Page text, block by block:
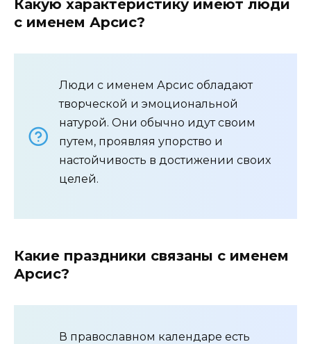
Какую характеристику имеют люди
с именем Арсис?
Люди с именем Арсис обладают
творческой и эмоциональной
натурой. Они обычно идут своим
путем, проявляя упорство и
настойчивость в достижении своих
целей.
Какие праздники связаны с именем
Арсис?
В православном календаре есть